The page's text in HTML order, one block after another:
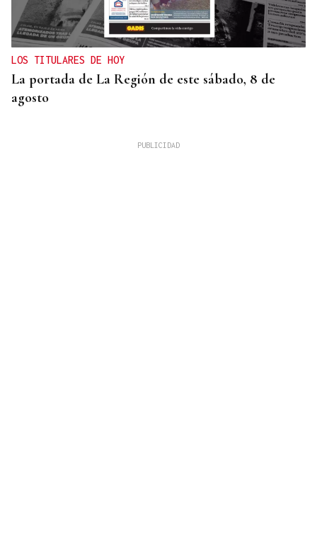
LOS TITULARES DE HOY
La portada de La Región de este sábado, 8 de
agosto